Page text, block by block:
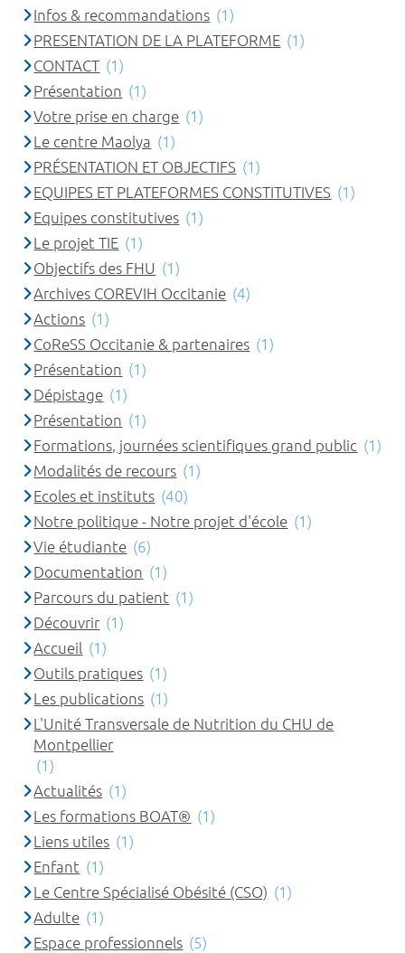
Infos & recommandations (1)
PRESENTATION DE LA PLATEFORME (1)
CONTACT (1)
Présentation (1)
Votre prise en charge (1)
Le centre Maolya (1)
PRÉSENTATION ET OBJECTIFS (1)
EQUIPES ET PLATEFORMES CONSTITUTIVES (1)
Equipes constitutives (1)
Le projet TIE (1)
Objectifs des FHU (1)
Archives COREVIH Occitanie (4)
Actions (1)
CoReSS Occitanie & partenaires (1)
Présentation (1)
Dépistage (1)
Présentation (1)
Formations, journées scientifiques grand public (1)
Modalités de recours (1)
Ecoles et instituts (40)
Notre politique - Notre projet d'école (1)
Vie étudiante (6)
Documentation (1)
Parcours du patient (1)
Découvrir (1)
Accueil (1)
Outils pratiques (1)
Les publications (1)
L'Unité Transversale de Nutrition du CHU de
Montpellier
(1)
Actualités (1)
Les formations BOAT® (1)
Liens utiles (1)
Enfant (1)
Le Centre Spécialisé Obésité (CSO) (1)
Adulte (1)
Espace professionnels (5)